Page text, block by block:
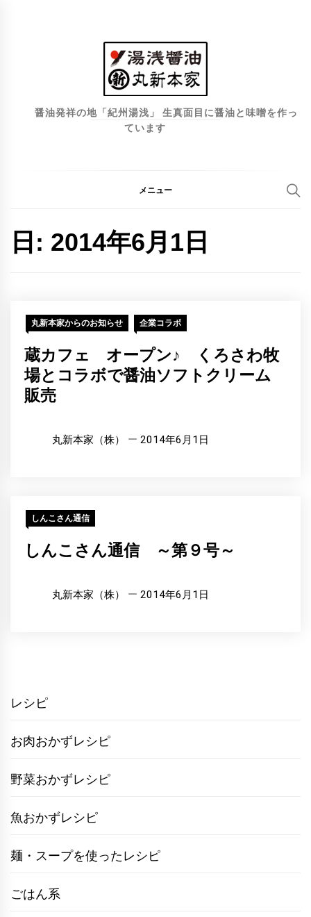
醤油発祥の地「紀州湯浅」 生真面目に醤油と味噌を作っ
ています
メニュー
日: 2014年6月1日
丸新本家からのお知らせ 企業コラボ
蔵カフェ オープン♪ くろさわ牧
場とコラボで醤油ソフトクリーム
販売
丸新本家（株） 2014年6月1日
しんこさん通信
しんこさん通信 ～第９号～
丸新本家（株） 2014年6月1日
レシピ
お肉おかずレシピ
野菜おかずレシピ
魚おかずレシピ
麺・スープを使ったレシピ
ごはん系